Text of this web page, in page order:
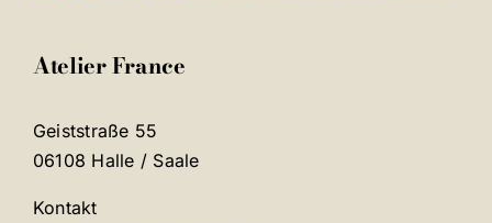
Atelier France
Geiststraße 55
06108 Halle / Saale
Kontakt